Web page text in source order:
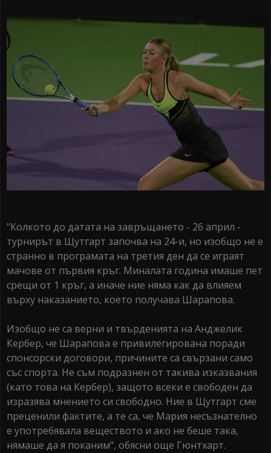
"Колкото до датата на завръщането - 26 април -
турнирът в Щутгарт започва на 24-и, но изобщо не е
странно в програмата на третия ден да се играят
мачове от първия кръг. Миналата година имаше пет
срещи от 1 кръг, а иначе ние няма как да влияем
върху наказанието, което получава Шарапова.
Изобщо не са верни и твърденията на Анджелик
Кербер, че Шарапова е привилегирована поради
спонсорски договори, причините са свързани само
със спорта. Не съм подразнен от такива изказвания
(като това на Кербер), защото всеки е свободен да
изразява мнението си свободно. Ние в Щутгарт сме
преценили фактите, а те са, че Мария несъзнателно
е употребявала веществото и ако не беше така,
нямаше да я поканим", обясни още Гюнтхарт.